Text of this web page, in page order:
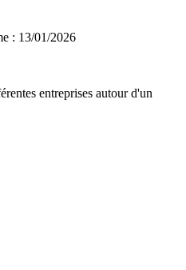
: 13/01/2026
entreprises autour d'un